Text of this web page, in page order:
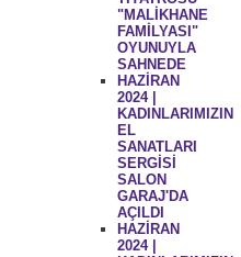
"MALİKHANE
FAMİLYASI"
OYUNUYLA
SAHNEDE
HAZİRAN
2024 |
KADINLARIMIZIN
EL
SANATLARI
SERGİSİ
SALON
GARAJ'DA
AÇILDI
HAZİRAN
2024 |